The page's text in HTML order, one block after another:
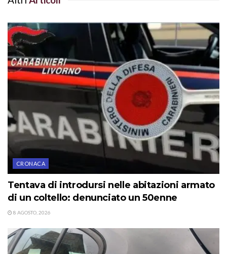
CRONACA
Tentava di introdursi nelle abitazioni armato
di un coltello: denunciato un 50enne
8 AGOSTO, 2026